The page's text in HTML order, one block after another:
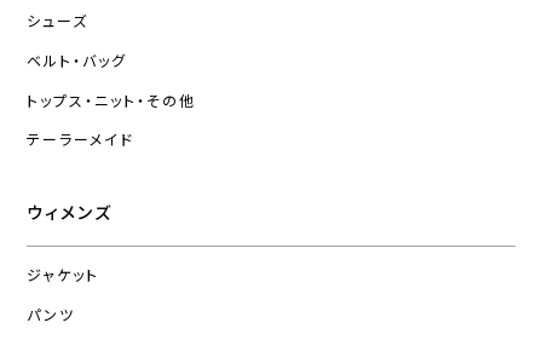
シューズ
ベルト・バッグ
トップス・ニット・その他
テーラーメイド
ウィメンズ
ジャケット
パンツ